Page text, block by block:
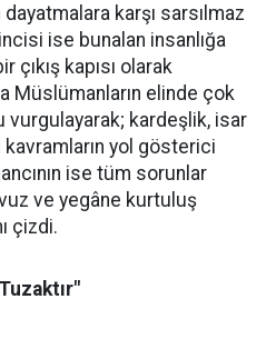
karşı sarsılmaz
ise bunalan insanlığa
çıkış kapısı olarak
Müslümanların elinde çok
vurgulayarak; kardeşlik, isar
yol gösterici
ise tüm sorunlar
ve yegâne kurtuluş
çizdi.